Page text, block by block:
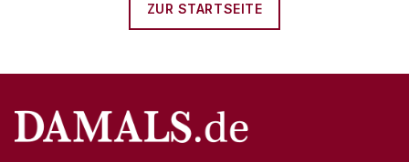
ZUR STARTSEITE